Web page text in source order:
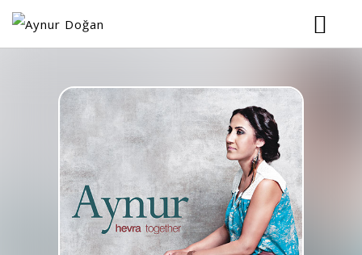
BİYOGRAFİ
KONSERLER
MÜZİK